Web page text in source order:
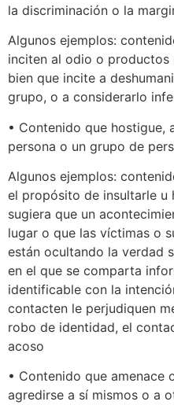
la discriminación o la
Algunos ejemplos:
inciten al odio o productos
bien que incite a
grupo, o a considerarlo
• Contenido que hostigue,
persona o un grupo de
Algunos ejemplos:
el propósito de insultarle u
sugiera que un
lugar o que las víctimas o
están ocultando la verdad
en el que se comparta
identificable con la
contacten le perjudiquen
robo de identidad, el
acoso
• Contenido que amenace
agredirse a sí mismos o a